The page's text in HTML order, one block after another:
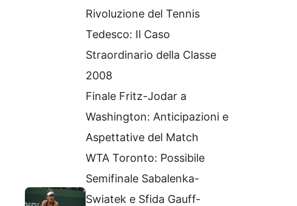
Rivoluzione del Tennis
Tedesco: Il Caso
Straordinario della Classe
2008
Finale Fritz-Jodar a
Washington: Anticipazioni e
Aspettative del Match
WTA Toronto: Possibile
Semifinale Sabalenka-
Swiatek e Sfida Gauff-